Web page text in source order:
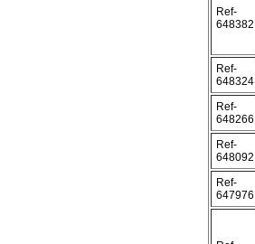
Ref-
648382
Ref-
648324
Ref-
648266
Ref-
648092
Ref-
647976